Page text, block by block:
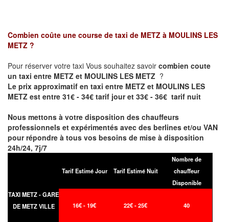
Combien coûte une course de taxi de METZ à MOULINS LES
METZ ?
Pour réserver votre taxi Vous souhaitez savoir combien coute
un taxi entre METZ et MOULINS LES METZ ?
Le prix approximatif en taxi entre METZ et MOULINS LES
METZ est entre 31€ - 34€ tarif jour et 33€ - 36€ tarif nuit
Nous mettons à votre disposition des chauffeurs
professionnels et expérimentés avec des berlines et/ou VAN
pour répondre à tous vos besoins de mise à disposition
24h/24, 7j/7
Tarif Estimé Jour Tarif Estimé Nuit
Nombre de
chauffeur
Disponible
TAXI METZ - GARE
DE METZ VILLE
16€ - 19€ 22€ - 25€ 40